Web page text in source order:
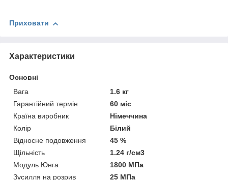
Приховати
Характеристики
Основні
Вага
1.6 кг
Гарантійний термін
60 міс
Країна виробник
Німеччина
Колір
Білий
Відносне подовження
45 %
Щільність
1.24 г/см3
Модуль Юнга
1800 МПа
Зусилля на розрив
25 МПа